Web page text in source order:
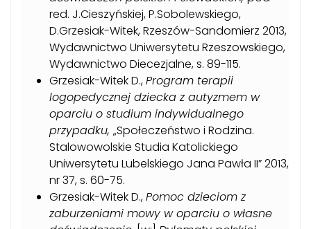
red. J.Cieszyńskiej, P.Sobolewskiego,
D.Grzesiak-Witek, Rzeszów-Sandomierz 2013,
Wydawnictwo Uniwersytetu Rzeszowskiego,
Wydawnictwo Diecezjalne, s. 89-115.
Grzesiak-Witek D.,Program terapii
logopedycznej dziecka z autyzmem w
oparciu o studium indywidualnego
przypadku, „Społeczeństwo i Rodzina.
Stalowowolskie Studia Katolickiego
Uniwersytetu Lubelskiego Jana Pawła II” 2013,
nr 37, s. 60-75.
Grzesiak-Witek D.,Pomoc dzieciom z
zaburzeniami mowy w oparciu o własne